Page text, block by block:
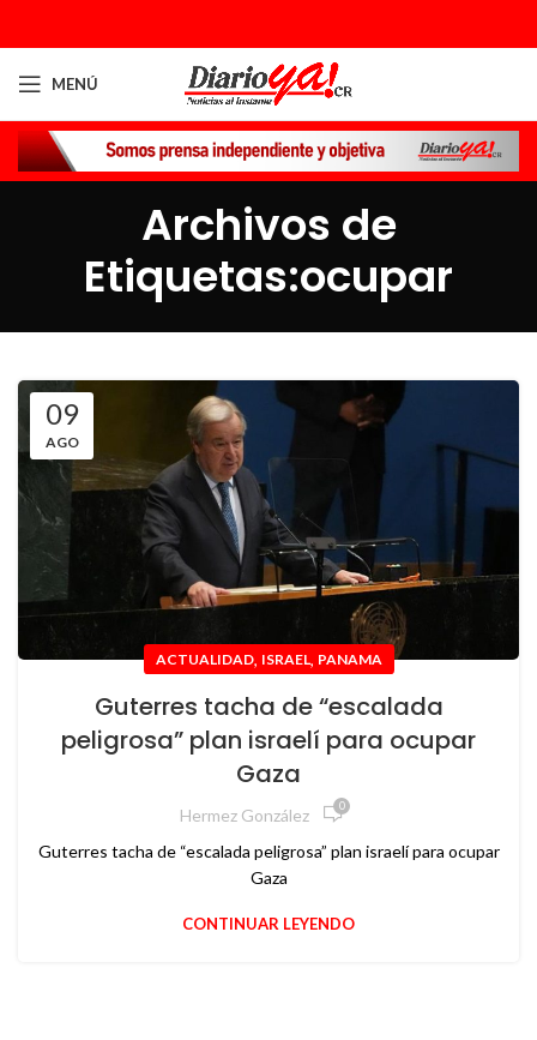
MENÚ
Archivos de
Etiquetas:ocupar
09
AGO
ACTUALIDAD, ISRAEL, PANAMA
Guterres tacha de “escalada
peligrosa” plan israelí para ocupar
Gaza
Hermez González 0
Guterres tacha de “escalada peligrosa” plan israelí para ocupar
Gaza
CONTINUAR LEYENDO